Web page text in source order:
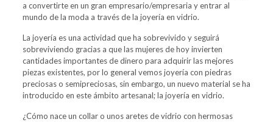
a convertirte en un gran empresario/empresaria y entrar al
mundo de la moda a través de la joyería en vidrio.
La joyería es una actividad que ha sobrevivido y seguirá
sobreviviendo gracias a que las mujeres de hoy invierten
cantidades importantes de dinero para adquirir las mejores
piezas existentes, por lo general vemos joyería con piedras
preciosas o semipreciosas, sin embargo, un nuevo material se ha
introducido en este ámbito artesanal; la joyería en vidrio.
¿Cómo nace un collar o unos aretes de vidrio con hermosas